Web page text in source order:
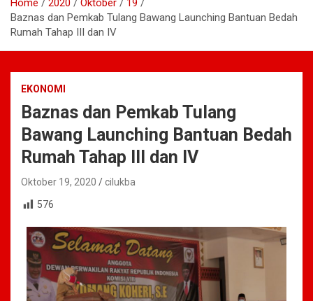
Home 2020 Oktober
19
Baznas dan Pemkab Tulang Bawang Launching Bantuan Bedah
Rumah Tahap III dan IV
EKONOMI
Baznas dan Pemkab Tulang
Bawang Launching Bantuan Bedah
Rumah Tahap III dan IV
Oktober 19, 2020
cilukba
576